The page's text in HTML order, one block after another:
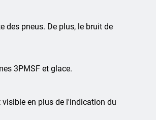
des pneus. De plus, le bruit de
3PMSF et glace.
en plus de l'indication du